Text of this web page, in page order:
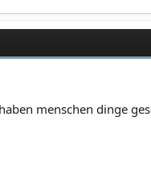
menschen dinge